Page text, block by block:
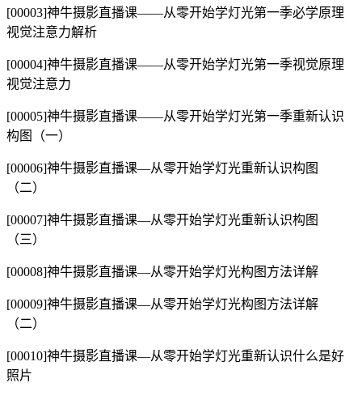
[00003]神牛摄影直播课——从零开始学灯光第一季必学原理
视觉注意力解析
[00004]神牛摄影直播课——从零开始学灯光第一季视觉原理
视觉注意力
[00005]神牛摄影直播课——从零开始学灯光第一季重新认识
构图（一）
[00006]神牛摄影直播课—从零开始学灯光重新认识构图
（二）
[00007]神牛摄影直播课—从零开始学灯光重新认识构图
（三）
[00008]神牛摄影直播课—从零开始学灯光构图方法详解
[00009]神牛摄影直播课—从零开始学灯光构图方法详解
（二）
[00010]神牛摄影直播课—从零开始学灯光重新认识什么是好
照片